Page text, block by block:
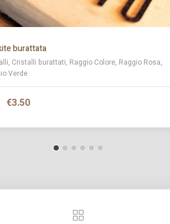
burattata
Cristalli burattati, Raggio Colore, Raggio Rosa,
Verde
€3.50 AL CARRELLO